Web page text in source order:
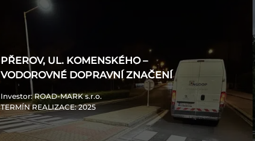
PŘEROV, UL. KOMENSKÉHO –
VODOROVNÉ DOPRAVNÍ ZNAČENÍ
Investor: ROAD-MARK s.r.o.
TERMÍN REALIZACE: 2025